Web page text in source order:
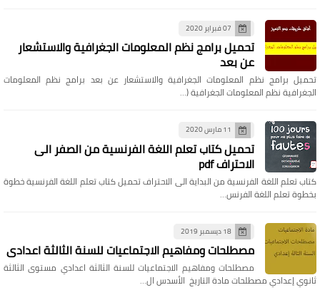
07 فبراير 2020
تحميل برامج نظم المعلومات الجغرافية والاستشعار
عن بعد
تحميل برامج نظم المعلومات الجغرافية والاستشعار عن بعد برامج نظم المعلومات
الجغرافية نظم المعلومات الجغرافية (…
11 مارس 2020
تحميل كتاب تعلم اللغة الفرنسية من الصفر الى
الاحتراف pdf
كتاب تعلم اللغة الفرنسية من البداية الى الاحتراف تحميل كتاب تعلم اللغة الفرنسية خطوة
بخطوة تعلم اللغة الفرنس…
18 ديسمبر 2019
مصطلحات ومفاهيم الاجتماعيات للسنة الثالثة اعدادي
مصطلحات ومفاهيم الاجتماعيات للسنة الثالثة اعدادي مستوى الثالثة
ثانوي إعدادي مصطلحات مادة التاريخ الأسدس ال…